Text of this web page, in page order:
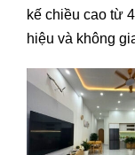
kế chiều cao từ
hiệu và không